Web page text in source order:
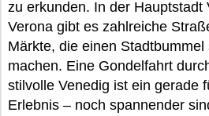
zu erkunden. In der Hauptstadt
Verona gibt es zahlreiche
Märkte, die einen Stadtbummel
machen. Eine Gondelfahrt
stilvolle Venedig ist ein gerade
Erlebnis – noch spannender